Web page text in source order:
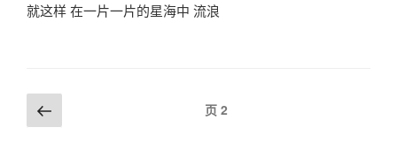
就这样 在一片一片的星海中 流浪
文
章 一
页 2